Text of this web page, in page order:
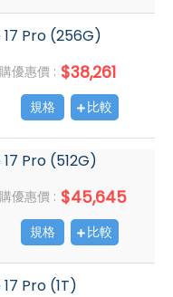
Pro (256G)
優惠價 : $38,261
規格 比較
Pro (512G)
優惠價 : $45,645
規格 比較
Pro (1T)